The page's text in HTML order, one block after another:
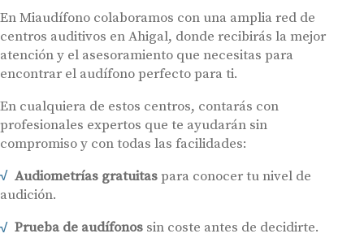
En Miaudífono colaboramos con una amplia red de
centros auditivos en Ahigal, donde recibirás la mejor
atención y el asesoramiento que necesitas para
encontrar el audífono perfecto para ti.
En cualquiera de estos centros, contarás con
profesionales expertos que te ayudarán sin
compromiso y con todas las facilidades:
Audiometrías gratuitaspara conocer tu nivel de
audición.
Prueba de audífonossin coste antes de decidirte.